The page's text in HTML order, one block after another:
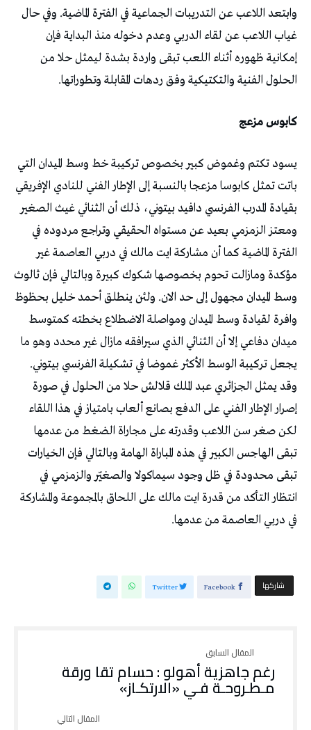
وابتعد اللاعب عن التدريبات الجماعية في الفترة الماضية. وفي حال
غياب اللاعب عن لقاء الدربي وعدم دخوله منذ البداية فإن
إمكانية ظهوره أثناء اللعب تبقى واردة بشدة ليمثل حلا من
الحلول الفنية والتكتيكية وفق ردهات المقابلة وتطوراتها.
كابوس مزعج
يسود تكتم وغموض كبير بخصوص تركيبة خط وسط الميدان التي
باتت تمثل كابوسا مزعجا بالنسبة إلى الإطار الفني للنادي الإفريقي
بقيادة المدرب الفرنسي دافيد بيتوني، ذلك أن الثنائي غيث الصغير
ومعتز الزمزمي بعيد عن مستواه الحقيقي وتراجع مردوده في
الفترة الماضية كما أن مشاركة ايت مالك في دربي العاصمة غير
مؤكدة ومازالت تحوم بخصوصها شكوك كبيرة وبالتالي فإن ثالوث
وسط الميدان مجهول إلى حد الان. ولئن ينطلق أحمد خليل بحظوظ
وافرة لقيادة وسط الميدان ومواصلة الاضطلاع بخطته كمتوسط
ميدان دفاعي إلا أن الثنائي الذي سيرافقه مازال غير محدد وهو ما
يجعل تركيبة الوسط الأكثر غموضا في تشكيلة الفرنسي بيتوني.
وقد يمثل الجزائري عبد الملك قلالش حلا من الحلول في صورة
إصرار الإطار الفني على الدفع بصانع ألعاب بامتياز في هذا اللقاء
لكن صغر سن اللاعب وقدرته على مجاراة الضغط من عدمها
تبقى الهاجس الكبير في هذه المباراة الهامة وبالتالي فإن الخيارات
تبقى محدودة في ظل وجود سيماكولا والصغيّر والزمزمي في
انتظار التأكد من قدرة ايت مالك على اللحاق بالمجموعة والمشاركة
في دربي العاصمة من عدمها.
‫‫ شاركها‬ Facebook
Twitter
رغم جاهزية أهولو : حسام تقا ورقة
مـطـروحـة فـي «الارتكـاز»